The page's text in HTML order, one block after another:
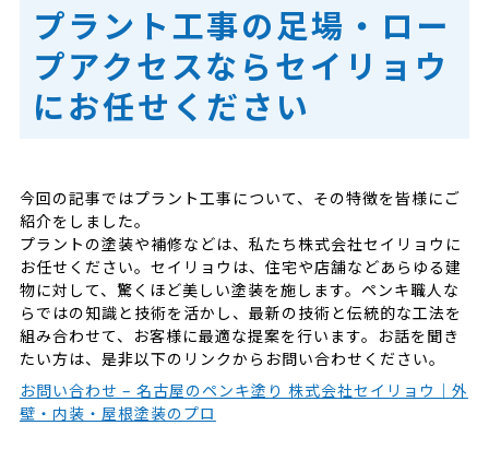
プラント工事の足場・ロー
プアクセスならセイリョウ
にお任せください
今回の記事ではプラント工事について、その特徴を皆様にご
紹介をしました。
プラントの塗装や補修などは、私たち株式会社セイリョウに
お任せください。セイリョウは、住宅や店舗などあらゆる建
物に対して、驚くほど美しい塗装を施します。ペンキ職人な
らではの知識と技術を活かし、最新の技術と伝統的な工法を
組み合わせて、お客様に最適な提案を行います。お話を聞き
たい方は、是非以下のリンクからお問い合わせください。
お問い合わせ – 名古屋のペンキ塗り 株式会社セイリョウ｜外
壁・内装・屋根塗装のプロ